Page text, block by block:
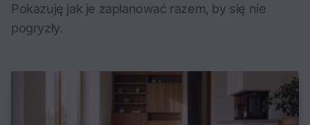
Pokazuję jak je zaplanować razem, by się nie
pogryzły.